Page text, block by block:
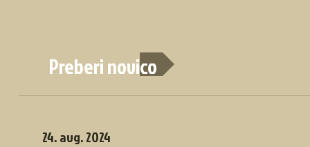
Preberi novico
24. avg. 2024